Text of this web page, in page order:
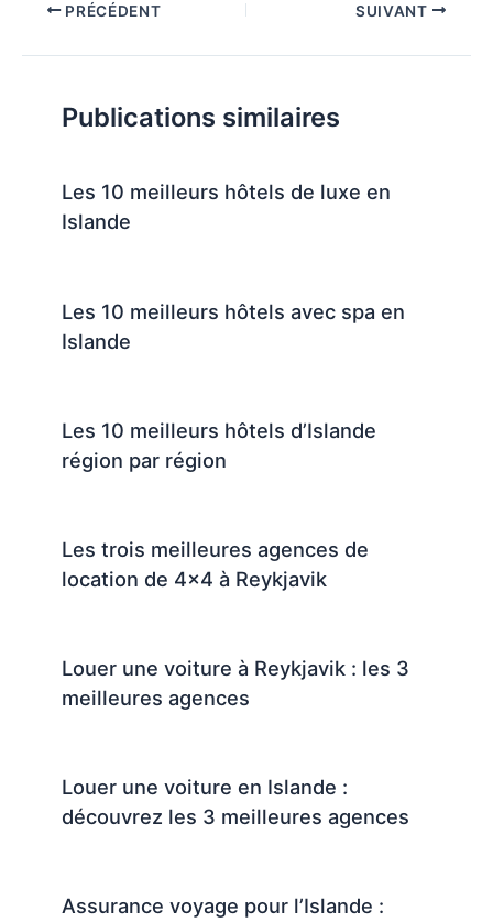
PRÉCÉDENT SUIVANT
Publications similaires
Les 10 meilleurs hôtels de luxe en
Islande
Les 10 meilleurs hôtels avec spa en
Islande
Les 10 meilleurs hôtels d’Islande
région par région
Les trois meilleures agences de
location de 4×4 à Reykjavik
Louer une voiture à Reykjavik : les 3
meilleures agences
Louer une voiture en Islande :
découvrez les 3 meilleures agences
Assurance voyage pour l’Islande :